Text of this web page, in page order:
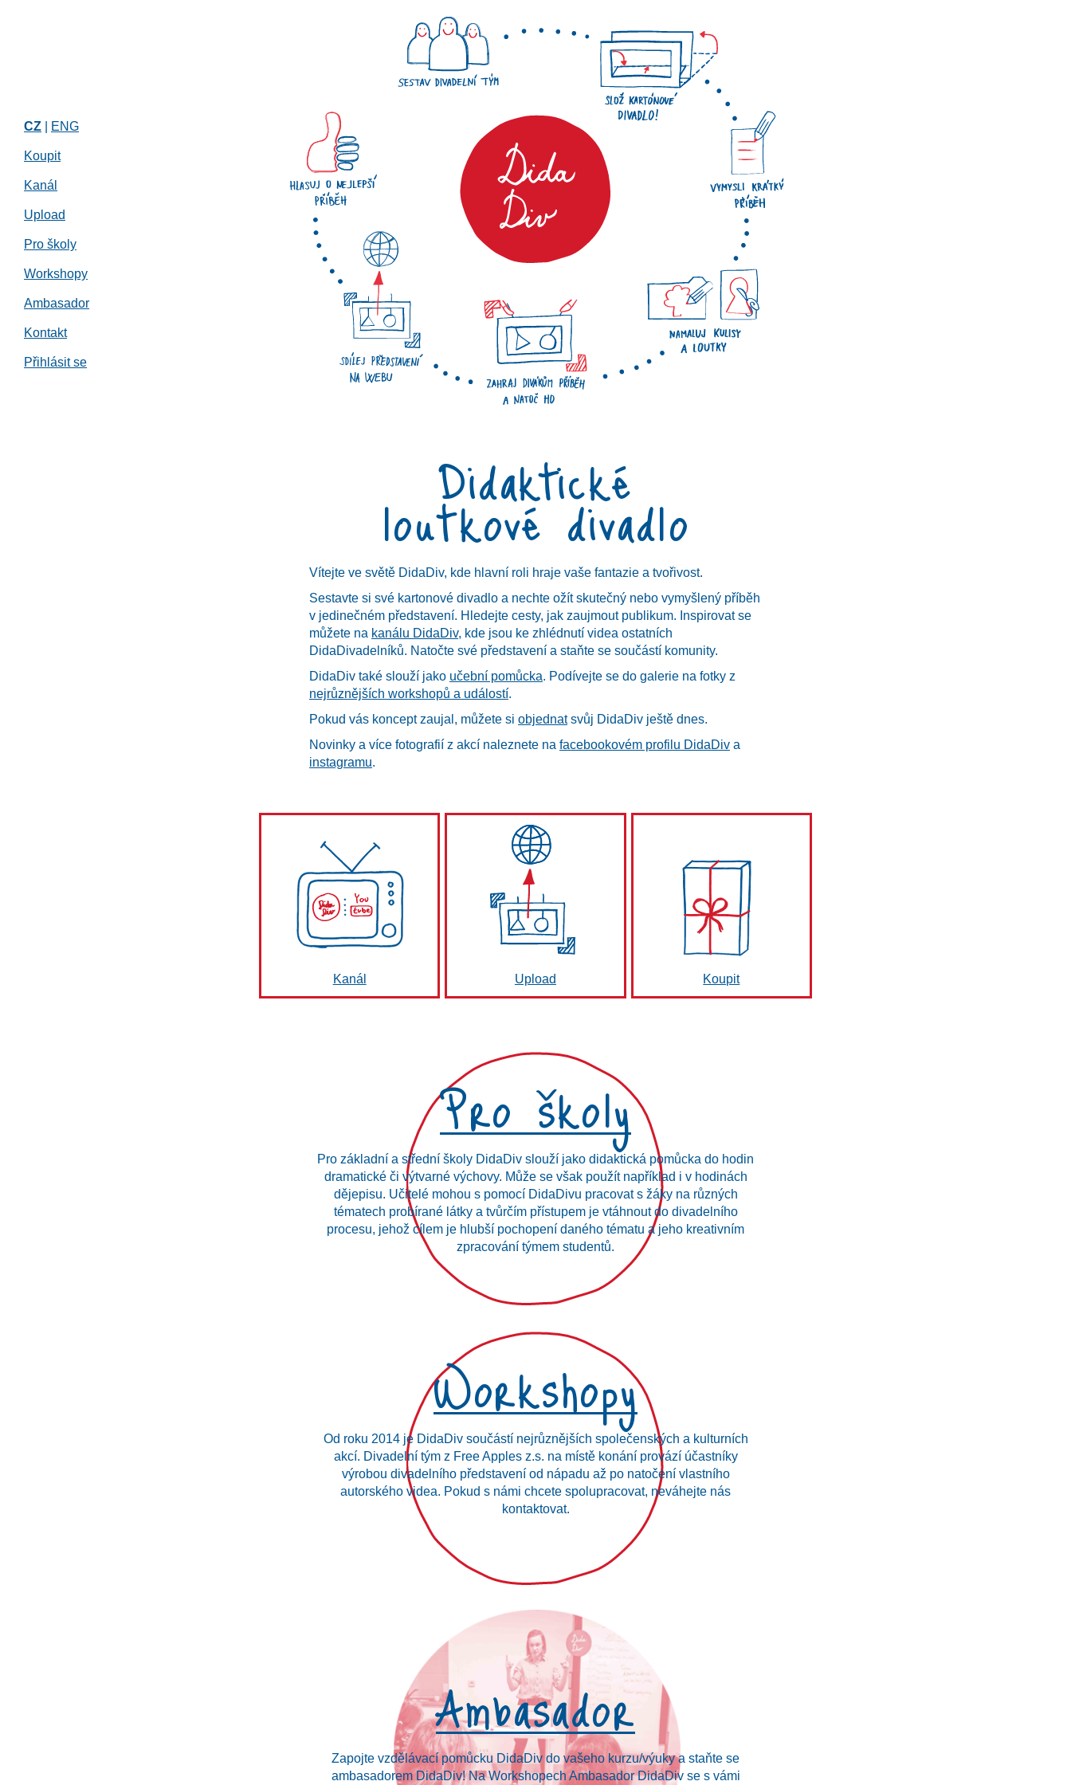
CZ ENG
Koupit
Kanál
Upload
Pro školy
Workshopy
Ambasador
Kontakt
Přihlásit se
Didaktické
loutkové divadlo
Vítejte ve světě DidaDiv, kde hlavní roli hraje vaše fantazie a tvořivost.
Sestavte si své kartonové divadlo a nechte ožít skutečný nebo vymyšlený příběh
v jedinečném představení. Hledejte cesty, jak zaujmout publikum. Inspirovat se
můžete na kanálu DidaDiv, kde jsou ke zhlédnutí videa ostatních
DidaDivadelníků. Natočte své představení a staňte se součástí komunity.
DidaDiv také slouží jako učební pomůcka. Podívejte se do galerie na fotky z
nejrůznějších workshopů a událostí.
Pokud vás koncept zaujal, můžete si objednatsvůj DidaDiv ještě dnes.
Novinky a více fotografií z akcí naleznete na facebookovém profilu DidaDiv a
instagramu.
Kanál Upload Koupit
Pro školy
Pro základní a střední školy DidaDiv slouží jako didaktická pomůcka do hodin
dramatické či výtvarné výchovy. Může se však použít například i v hodinách
dějepisu. Učitelé mohou s pomocí DidaDivu pracovat s žáky na různých
tématech probírané látky a tvůrčím přístupem je vtáhnout do divadelního
procesu, jehož cílem je hlubší pochopení daného tématu a jeho kreativním
zpracování týmem studentů.
Workshopy
Od roku 2014 je DidaDiv součástí nejrůznějších společenských a kulturních
akcí. Divadelní tým z Free Apples z.s. na místě konání provází účastníky
výrobou divadelního představení od nápadu až po natočení vlastního
autorského videa. Pokud s námi chcete spolupracovat, neváhejte nás
kontaktovat.
Zapojte vzdělávací pomůcku DidaDiv do vašeho kurzu/výuky a staňte se
ambasadorem DidaDiv! Na Workshopech Ambasador DidaDiv se s vámi